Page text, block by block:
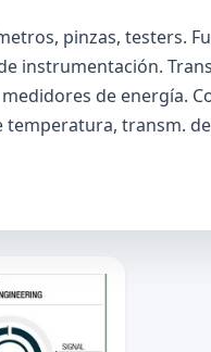
pinzas, testers.
instrumentación.
de energía.
temperatura, transm.